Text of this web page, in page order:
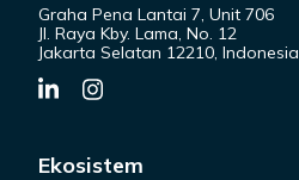
Graha Pena Lantai 7, Unit 706
Jl. Raya Kby. Lama, No. 12
Jakarta Selatan 12210, Indonesia
Ekosistem